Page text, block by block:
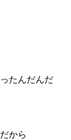
たんだんだ
から